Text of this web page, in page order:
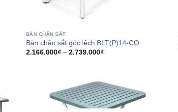
BÀN CHÂN SẮT
Bàn chân sắt góc lệch BLT(P)14-CO
2.166.000₫ – 2.739.000₫Khoảng
2.739.000₫